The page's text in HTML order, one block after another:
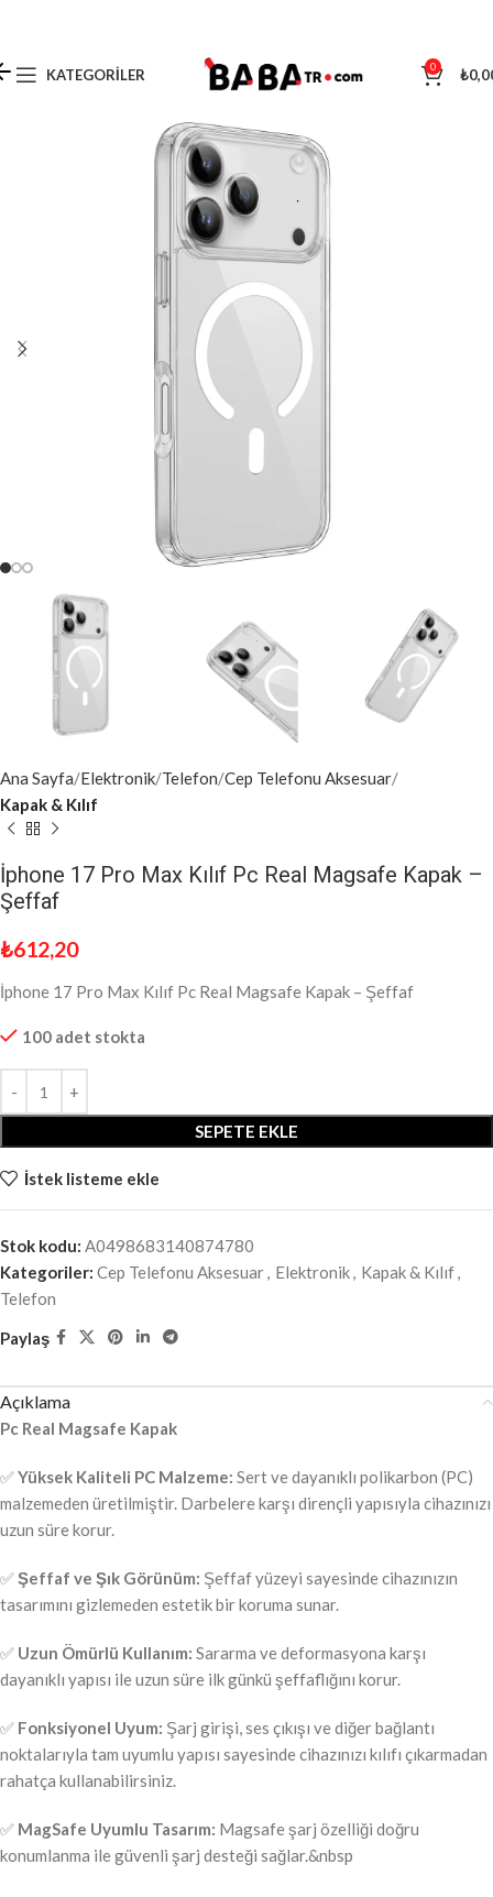
KATEGORILER 0 ₺
Ana Sayfa Elektronik Telefon Cep Telefonu Aksesuar
Kapak & Kılıf
İphone 17 Pro Max Kılıf Pc Real Magsafe Kapak –
Şeffaf
₺612,20
İphone 17 Pro Max Kılıf Pc Real Magsafe Kapak – Şeffaf
100 adet stokta
SEPETE EKLE
İstek listeme ekle
Stok kodu: A0498683140874780
Kategoriler: Cep Telefonu Aksesuar, Elektronik, Kapak & Kılıf,
Telefon
Paylaş
Açıklama
Pc Real Magsafe Kapak
✅Yüksek Kaliteli PC Malzeme: Sert ve dayanıklı polikarbon (PC)
malzemeden üretilmiştir. Darbelere karşı dirençli yapısıyla cihazınızı
uzun süre korur.
✅Şeffaf ve Şık Görünüm: Şeffaf yüzeyi sayesinde cihazınızın
tasarımını gizlemeden estetik bir koruma sunar.
✅ Uzun Ömürlü Kullanım: Sararma ve deformasyona karşı
dayanıklı yapısı ile uzun süre ilk günkü şeffaflığını korur.
✅ Fonksiyonel Uyum: Şarj girişi, ses çıkışı ve diğer bağlantı
noktalarıyla tam uyumlu yapısı sayesinde cihazınızı kılıfı çıkarmadan
rahatça kullanabilirsiniz.
✅ MagSafe Uyumlu Tasarım: Magsafe şarj özelliği doğru
konumlanma ile güvenli şarj desteği sağlar.&nbsp